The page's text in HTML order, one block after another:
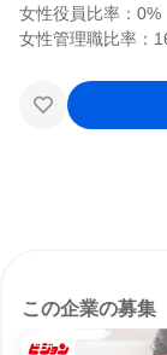
女性役員比率：0%
この企業の募集